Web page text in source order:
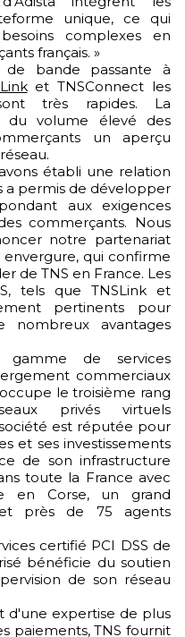
unique, ce qui
complexes en
français. »
de bande passante à
et TNSConnect les
très rapides. La
du volume élevé des
un aperçu
établi une relation
a permis de développer
aux exigences
commerçants. Nous
notre partenariat
envergure, qui confirme
de TNS en France. Les
tels que TNSLink et
pertinents pour
avantages
de services
commerciaux
le troisième rang
privés virtuels
est réputée pour
et ses investissements
de son infrastructure
toute la France avec
en Corse, un grand
près de 75 agents
certifié PCI DSS de
bénéficie du soutien
de son réseau
d'une expertise de plus
paiements, TNS fournit